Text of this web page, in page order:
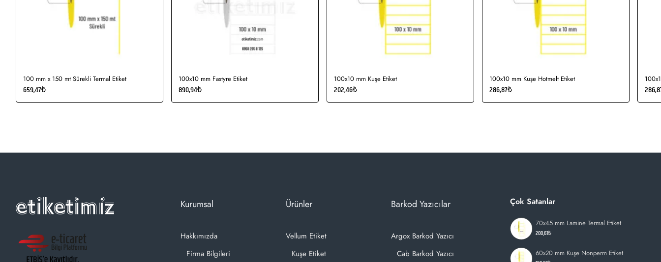
100 mm x 150 mt Sürekli Termal Etiket
659,47₺
100x10 mm Fastyre Etiket
890,94₺
100x10 mm Kuşe Etiket
202,46₺
100x10 mm Kuşe Hotmelt Etiket
286,87₺
Kurumsal
Hakkımızda
Firma Bilgileri
Ürünler
Vellum Etiket
Kuşe Etiket
Barkod Yazıcılar
Argox Barkod Yazıcı
Cab Barkod Yazıcı
Çok Satanlar
70x45 mm Lamine Termal Etiket
200,61₺
60x20 mm Kuşe Nonperm Etiket